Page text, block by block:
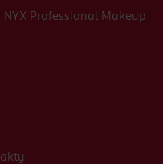
NYX Professional Makeup